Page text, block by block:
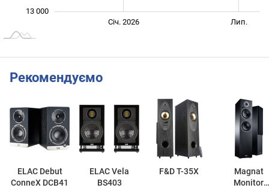
13 000
Січ. 2026 Лип.
Рекомендуємо
ELAC Debut
ConneX DCB41
ELAC Vela
BS403
F&D T-35X
Magnat
Monitor